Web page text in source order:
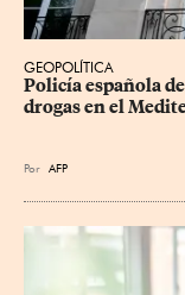
GEOPOLÍTICA
Policía española
drogas en el
Por AFP